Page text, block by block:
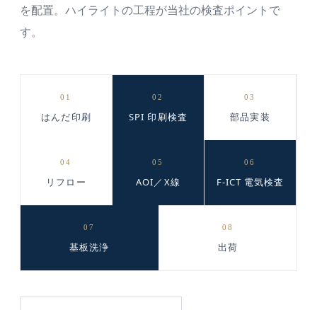
を配置。ハイライトの工程が当社の検査ポイントで
す。
01
はんだ印刷
02
SPI 印刷検査
03
部品実装
04
リフロー
05
AOI／X線
06
F-ICT 電気検査
07
基板洗浄
08
出荷